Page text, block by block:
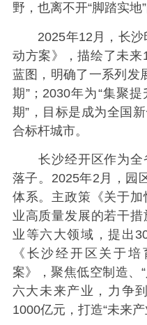
野，也离不开“脚踏实地
2025年12月，长沙
动方案》，描绘了未
蓝图，明确了一系列发
期”；2030年为“集聚
期”，目标是成为全国
合标杆城市。
长沙经开区作为全
落子。2025年2月，园
体系。主政策《关于
业高质量发展的若干
业等六大领域，提出
《长沙经开区关于
案》，聚焦低空制造、
六大未来产业，力争
1000亿元，打造“未来产